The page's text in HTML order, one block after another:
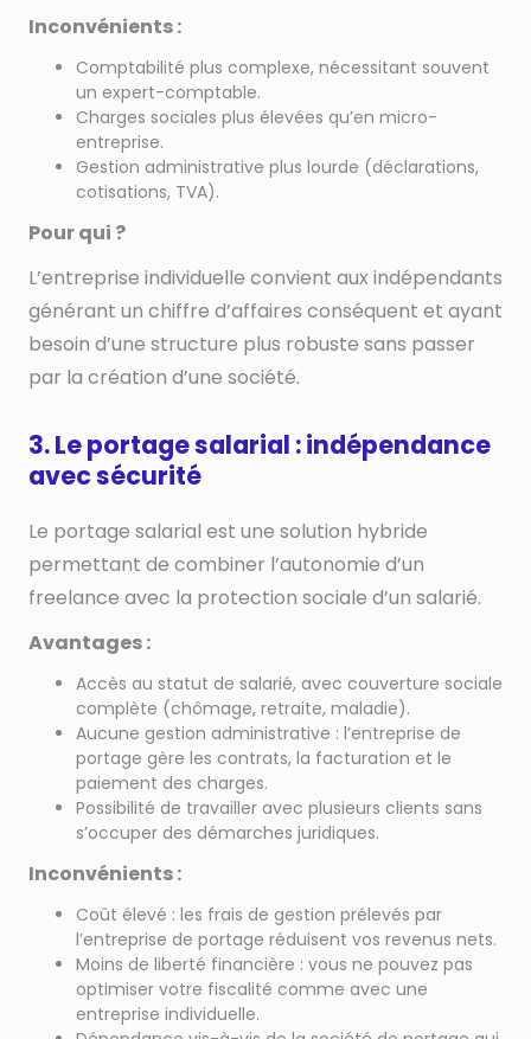
Inconvénients :
Comptabilité plus complexe, nécessitant souvent
un expert-comptable.
Charges sociales plus élevées qu’en micro-
entreprise.
Gestion administrative plus lourde (déclarations,
cotisations, TVA).
Pour qui ?
L’entreprise individuelle convient aux indépendants
générant un chiffre d’affaires conséquent et ayant
besoin d’une structure plus robuste sans passer
par la création d’une société.
3. Le portage salarial : indépendance
avec sécurité
Le portage salarial est une solution hybride
permettant de combiner l’autonomie d’un
freelance avec la protection sociale d’un salarié.
Avantages :
Accès au statut de salarié, avec couverture sociale
complète (chômage, retraite, maladie).
Aucune gestion administrative : l’entreprise de
portage gère les contrats, la facturation et le
paiement des charges.
Possibilité de travailler avec plusieurs clients sans
s’occuper des démarches juridiques.
Inconvénients :
Coût élevé : les frais de gestion prélevés par
l’entreprise de portage réduisent vos revenus nets.
Moins de liberté financière : vous ne pouvez pas
optimiser votre fiscalité comme avec une
entreprise individuelle.